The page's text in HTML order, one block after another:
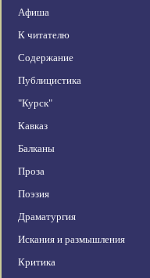
Афиша
К читателю
Содержание
Публицистика
"Курск"
Кавказ
Балканы
Проза
Поэзия
Драматургия
Искания и размышления
Критика